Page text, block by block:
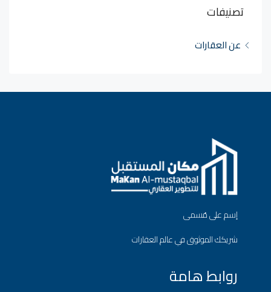
تصنيفات
عن العقارات
إسم على مُسمى
شريكك الموثوق في عالم العقارات
روابط هامة